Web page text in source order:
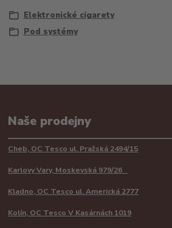
Elektronické cigarety
Pod systémy
Naše prodejny
Cheb, OC Tesco ul. Pražská 2494/15
Karlovy Vary, Moskevská 979/26
Kladno, OC Tesco ul. Americká 2777
Kolín, OC Tesco V Kasárnách 1019